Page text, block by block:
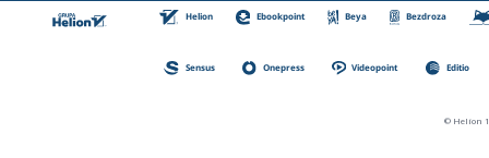
Helion Ebookpoint Beya Bezdroza
Sensus Onepress Videopoint Editio
© Helion